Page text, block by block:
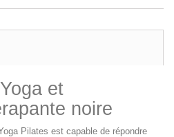
et
noire
Pilates est capable de répondre